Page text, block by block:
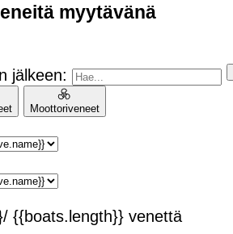
myytävänä
jälkeen:
Moottoriveneet
{{boats.length}} venettä